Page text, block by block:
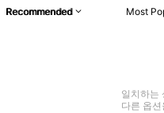
Recommended Most
일치하는
다른 옵